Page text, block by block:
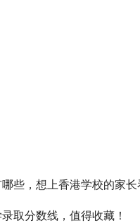
些，想上香港学校的家长看
取分数线，值得收藏！